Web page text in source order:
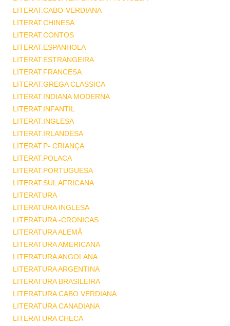
LITERAT.CABO-VERDIANA
LITERAT.CHINESA
LITERAT.CONTOS
LITERAT.ESPANHOLA
LITERAT.ESTRANGEIRA
LITERAT.FRANCESA
LITERAT.GREGA CLASSICA
LITERAT.INDIANA MODERNA
LITERAT.INFANTIL
LITERAT.INGLESA
LITERAT.IRLANDESA
LITERAT.P- CRIANÇA
LITERAT.POLACA
LITERAT.PORTUGUESA
LITERAT.SUL AFRICANA
LITERATURA
LITERATURA INGLESA
LITERATURA -CRONICAS
LITERATURA ALEMÃ
LITERATURA AMERICANA
LITERATURA ANGOLANA
LITERATURA ARGENTINA
LITERATURA BRASILEIRA
LITERATURA CABO VERDIANA
LITERATURA CANADIANA
LITERATURA CHECA